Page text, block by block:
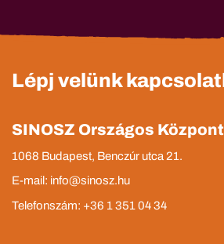
Lépj velünk
SINOSZ Országos Központ
1068 Budapest, Benczúr utca 21.
E-mail: info@sinosz.hu
Telefonszám: +36 1 351 04 34